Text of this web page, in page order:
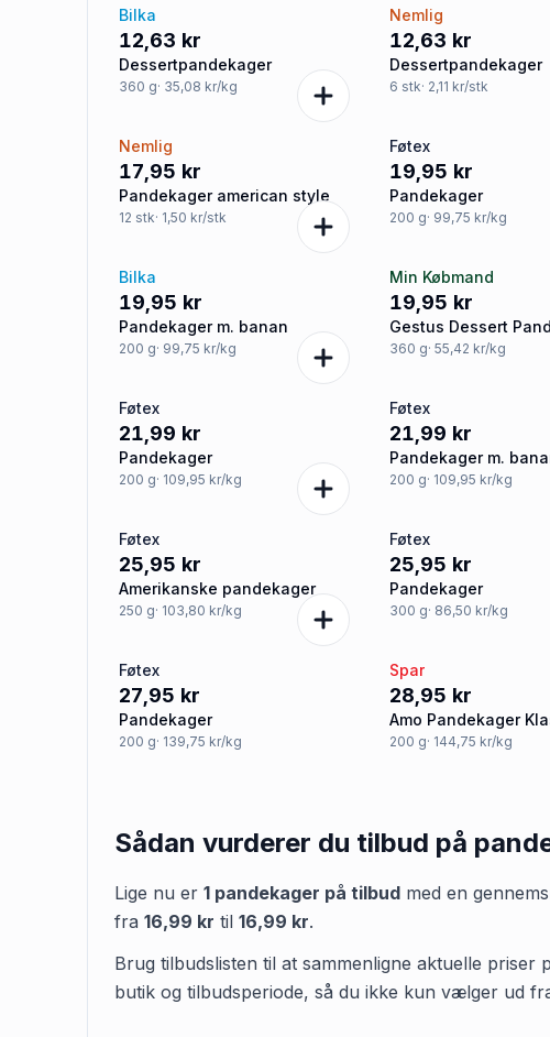
Bilka
12,63 kr
Dessertpandekager
360 g· 35,08 kr/kg
Nemlig
12,63 kr
Dessertpandekager
6 stk· 2,11 kr/stk
Nemlig
17,95 kr
Pandekager american style
12 stk· 1,50 kr/stk
Føtex
19,95 kr
Pandekager
200 g· 99,75 kr/kg
Bilka
19,95 kr
Pandekager m. banan
200 g· 99,75 kr/kg
Min Købmand
19,95 kr
Gestus Dessert
360 g· 55,42 kr/kg
Føtex
21,99 kr
Pandekager
200 g· 109,95 kr/kg
Føtex
21,99 kr
Pandekager m.
200 g· 109,95 kr/kg
Føtex
25,95 kr
Amerikanske pandekager
250 g· 103,80 kr/kg
Føtex
25,95 kr
Pandekager
300 g· 86,50 kr/kg
Føtex
27,95 kr
Pandekager
200 g· 139,75 kr/kg
Spar
28,95 kr
Amo Pandekager
200 g· 144,75 kr/kg
Sådan vurderer du tilbud på
Lige nu er 1 pandekager på tilbud med en
fra 16,99 kr til 16,99 kr.
Brug tilbudslisten til at sammenligne aktuelle
butik og tilbudsperiode, så du ikke kun vælger ud